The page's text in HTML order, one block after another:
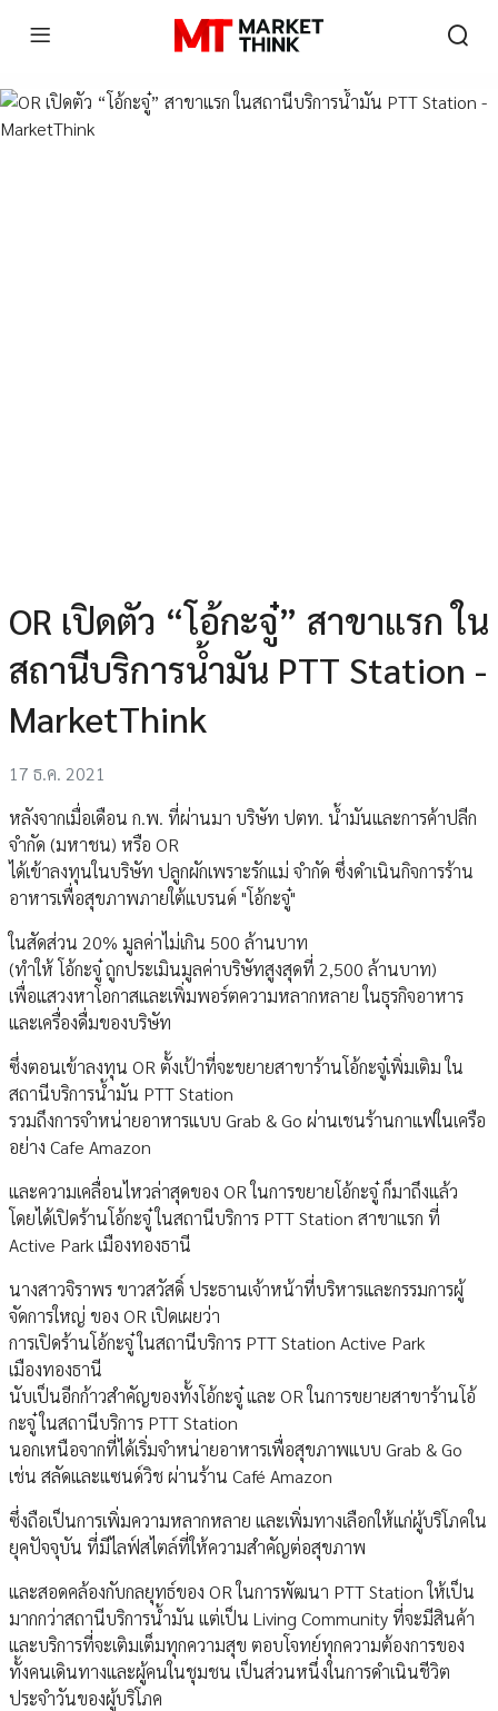
OR เปิดตัว “โอ้กะจู๋” สาขาแรก ใน
สถานีบริการน้ำมัน PTT Station -
MarketThink
17 ธ.ค. 2021
หลังจากเมื่อเดือน ก.พ. ที่ผ่านมา บริษัท ปตท. น้ำมันและการค้าปลีก
จำกัด (มหาชน) หรือ OR
ได้เข้าลงทุนในบริษัท ปลูกผักเพราะรักแม่ จำกัด ซึ่งดำเนินกิจการร้าน
อาหารเพื่อสุขภาพภายใต้แบรนด์ "โอ้กะจู๋"
ในสัดส่วน 20% มูลค่าไม่เกิน 500 ล้านบาท
(ทำให้ โอ้กะจู๋ ถูกประเมินมูลค่าบริษัทสูงสุดที่ 2,500 ล้านบาท)
เพื่อแสวงหาโอกาสและเพิ่มพอร์ตความหลากหลาย ในธุรกิจอาหาร
และเครื่องดื่มของบริษัท
ซึ่งตอนเข้าลงทุน OR ตั้งเป้าที่จะขยายสาขาร้านโอ้กะจู๋เพิ่มเติม ใน
สถานีบริการน้ำมัน PTT Station
รวมถึงการจำหน่ายอาหารแบบ Grab & Go ผ่านเชนร้านกาแฟในเครือ
อย่าง Cafe Amazon
และความเคลื่อนไหวล่าสุดของ OR ในการขยายโอ้กะจู๋ ก็มาถึงแล้ว
โดยได้เปิดร้านโอ้กะจู๋ ในสถานีบริการ PTT Station สาขาแรก ที่
Active Park เมืองทองธานี
นางสาวจิราพร ขาวสวัสดิ์ ประธานเจ้าหน้าที่บริหารและกรรมการผู้
จัดการใหญ่ ของ OR เปิดเผยว่า
การเปิดร้านโอ้กะจู๋ ในสถานีบริการ PTT Station Active Park
เมืองทองธานี
นับเป็นอีกก้าวสำคัญของทั้งโอ้กะจู๋ และ OR ในการขยายสาขาร้านโอ้
กะจู๋ ในสถานีบริการ PTT Station
นอกเหนือจากที่ได้เริ่มจำหน่ายอาหารเพื่อสุขภาพแบบ Grab & Go
เช่น สลัดและแซนด์วิช ผ่านร้าน Café Amazon
ซึ่งถือเป็นการเพิ่มความหลากหลาย และเพิ่มทางเลือกให้แก่ผู้บริโภคใน
ยุคปัจจุบัน ที่มีไลฟ์สไตล์ที่ให้ความสำคัญต่อสุขภาพ
และสอดคล้องกับกลยุทธ์ของ OR ในการพัฒนา PTT Station ให้เป็น
มากกว่าสถานีบริการน้ำมัน แต่เป็น Living Community ที่จะมีสินค้า
และบริการที่จะเติมเต็มทุกความสุข ตอบโจทย์ทุกความต้องการของ
ทั้งคนเดินทางและผู้คนในชุมชน เป็นส่วนหนึ่งในการดำเนินชีวิต
ประจำวันของผู้บริโภค